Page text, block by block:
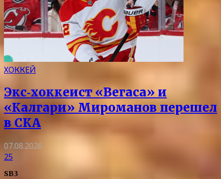
ХОККЕЙ
Экс‑хоккеист «Вегаса» и
«Калгари» Мироманов перешел
в СКА
07.08.2026
25
SB3